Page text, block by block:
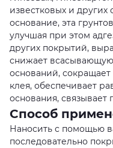
известковых и
основание, эта
улучшая при этом
других покрытий,
снижает
оснований,
клея, обеспечивает
основания, связывает
Способ
Наносить с помощью
последовательно